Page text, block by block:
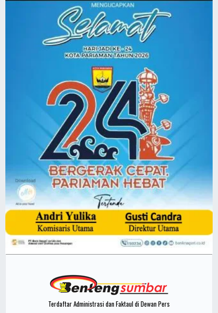
Terdaftar Administrasi dan Faktaul di Dewan Pers